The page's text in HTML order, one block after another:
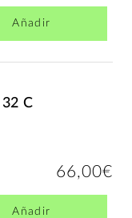
Añadir
C
66,00€
Añadir